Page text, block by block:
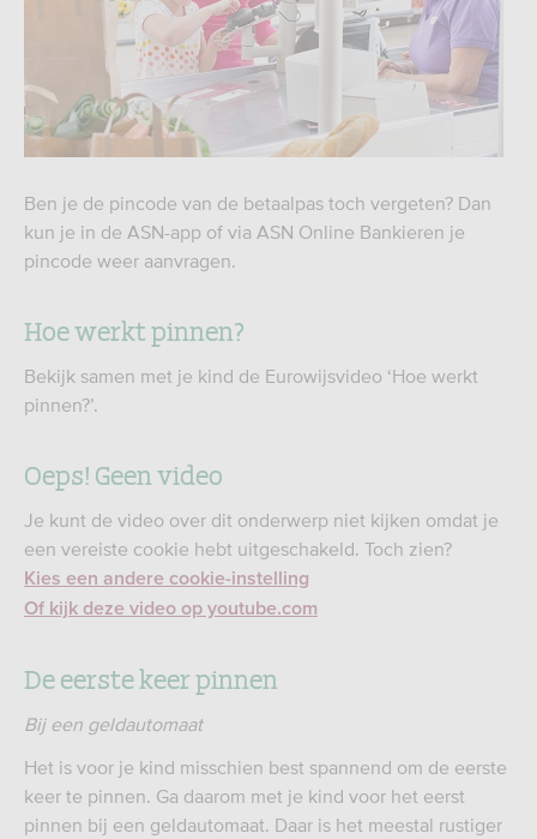
Ben je de pincode van de betaalpas toch vergeten? Dan
kun je in de ASN-app of via ASN Online Bankieren je
pincode weer aanvragen.
Hoe werkt pinnen?
Bekijk samen met je kind de Eurowijsvideo ‘Hoe werkt
pinnen?’.
Oeps! Geen video
Je kunt de video over dit onderwerp niet kijken omdat je
een vereiste cookie hebt uitgeschakeld. Toch zien?
Kies een andere cookie-instelling
Of kijk deze video op youtube.com
De eerste keer pinnen
Bij een geldautomaat
Het is voor je kind misschien best spannend om de eerste
keer te pinnen. Ga daarom met je kind voor het eerst
pinnen bij een geldautomaat. Daar is het meestal rustiger